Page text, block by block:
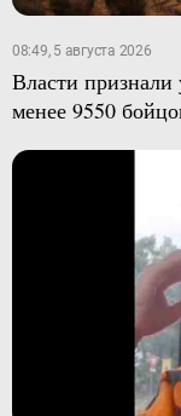
08:49, 5 августа 2026
Власти
менее 9550